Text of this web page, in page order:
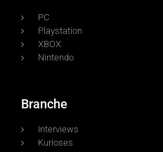
PC
Playstation
XBOX
Nintendo
Branche
Interviews
Kurioses